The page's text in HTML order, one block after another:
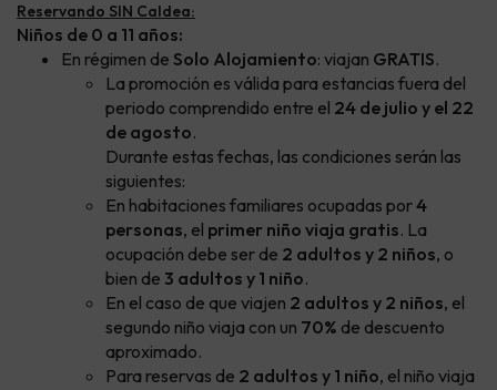
Reservando SIN Caldea:
Niños de 0 a 11 años:
En régimen de Solo Alojamiento: viajan GRATIS.
La promoción es válida para estancias fuera del
periodo comprendido entre el 24 de julio y el 22
de agosto.
Durante estas fechas, las condiciones serán las
siguientes:
En habitaciones familiares ocupadas por4
personas, el primer niño viaja gratis. La
ocupación debe ser de 2 adultos y 2 niños, o
bien de 3 adultos y 1 niño.
En el caso de que viajen 2 adultos y 2 niños, el
segundo niño viaja con un 70% de descuento
aproximado.
Para reservas de 2 adultos y 1 niño, el niño viaja